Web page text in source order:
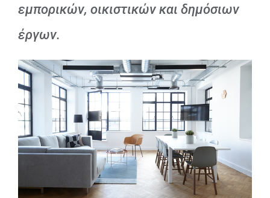
εμπορικών, οικιστικών και δημόσιων
έργων.